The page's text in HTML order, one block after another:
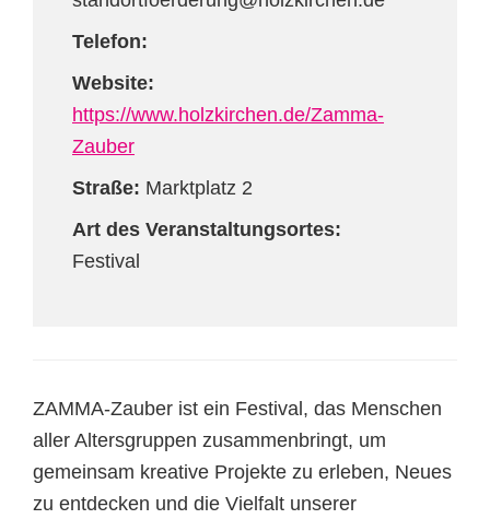
Telefon:
Website:
https://www.holzkirchen.de/Zamma-
Zauber
Straße: Marktplatz 2
Art des Veranstaltungsortes:
Festival
ZAMMA-Zauber ist ein Festival, das Menschen
aller Altersgruppen zusammenbringt, um
gemeinsam kreative Projekte zu erleben, Neues
zu entdecken und die Vielfalt unserer